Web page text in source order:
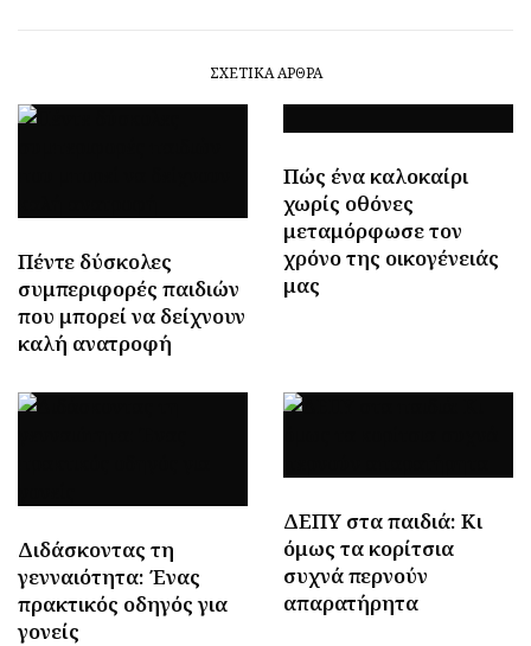
ΣΧΕΤΙΚΆ ΆΡΘΡΑ
Πέντε δύσκολες
συμπεριφορές παιδιών
που μπορεί να δείχνουν
καλή ανατροφή
Πώς ένα καλοκαίρι
χωρίς οθόνες
μεταμόρφωσε τον
χρόνο της οικογένειάς
μας
Διδάσκοντας τη
γενναιότητα: Ένας
πρακτικός οδηγός για
γονείς
ΔΕΠΥ στα παιδιά: Κι
όμως τα κορίτσια
συχνά περνούν
απαρατήρητα